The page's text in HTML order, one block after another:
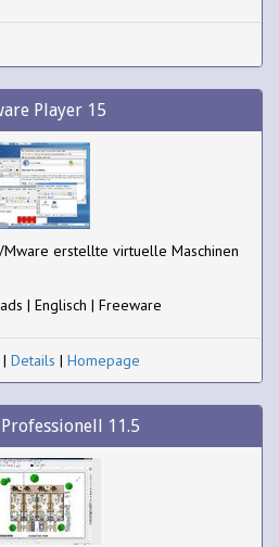
Player 15
erstellte virtuelle Maschinen
| Englisch | Freeware
| Details | Homepage
11.5